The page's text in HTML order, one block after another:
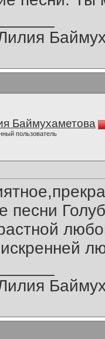
Баймухаметова
пользователь
песни